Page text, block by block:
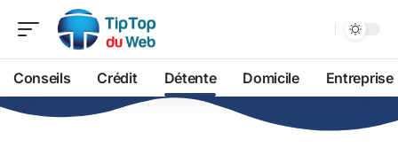
Conseils Crédit Détente Domicile Entreprise